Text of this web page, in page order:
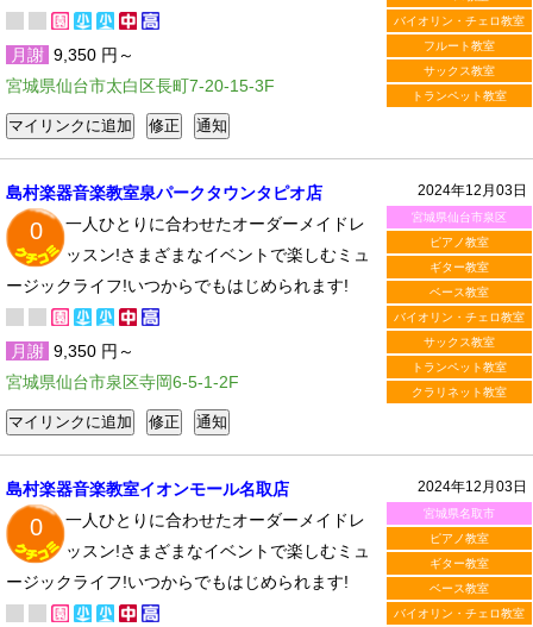
バイオリン・チェロ教室
フルート教室
サックス教室
トランペット教室
月謝 9,350 円～
宮城県仙台市太白区長町7-20-15-3F
2024年12月03日
宮城県仙台市泉区
ピアノ教室
ギター教室
ベース教室
バイオリン・チェロ教室
サックス教室
トランペット教室
クラリネット教室
島村楽器音楽教室泉パークタウンタピオ店
0
一人ひとりに合わせたオーダーメイドレ
ッスン!さまざまなイベントで楽しむミュ
ージックライフ!いつからでもはじめられます!
月謝 9,350 円～
宮城県仙台市泉区寺岡6-5-1-2F
2024年12月03日
宮城県名取市
ピアノ教室
ギター教室
ベース教室
バイオリン・チェロ教室
島村楽器音楽教室イオンモール名取店
0
一人ひとりに合わせたオーダーメイドレ
ッスン!さまざまなイベントで楽しむミュ
ージックライフ!いつからでもはじめられます!